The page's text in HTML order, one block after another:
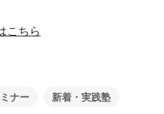
こちら
ナー 新着・実践塾